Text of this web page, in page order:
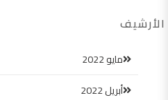
الأرشيف
مايو 2022
أبريل 2022